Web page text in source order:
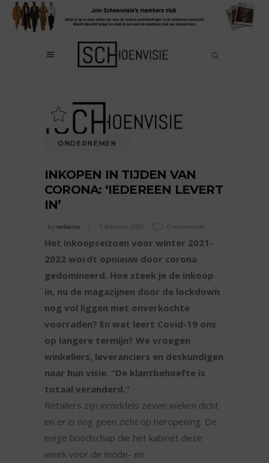
ONDERNEMEN
INKOPEN IN TIJDEN VAN
CORONA: ‘IEDEREEN LEVERT
IN’
by redactie 5 februari 2021 0 comments
Het inkoopseizoen voor winter 2021-
2022 wordt opnieuw door corona
gedomineerd. Hoe steek je de inkoop
in, nu de magazijnen door de lockdown
nog vol liggen met onverkochte
voorraden? En wat leert Covid-19 ons
op langere termijn? We vroegen
winkeliers, leveranciers en deskundigen
naar hun visie. “De klantbehoefte is
totaal veranderd.”
Retailers zijn inmiddels zeven weken dicht
en er is nog geen zicht op heropening. De
enige boodschap die het kabinet deze
week voor de mode- en